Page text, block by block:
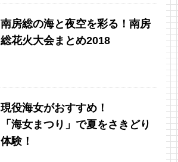
南房総の海と夜空を彩る！南房
総花火大会まとめ2018
現役海女がおすすめ！
「海女まつり」で夏をさきどり
体験！